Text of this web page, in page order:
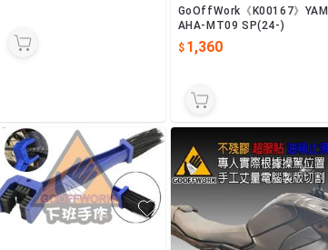
GoOffWork《K00167》YAM
AHA-MT09 SP(24-)
1,360